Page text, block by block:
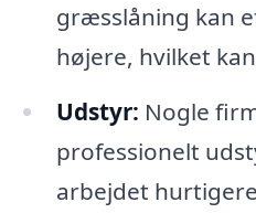
græsslåning kan
højere, hvilket
Udstyr: Nogle
professionelt
arbejdet